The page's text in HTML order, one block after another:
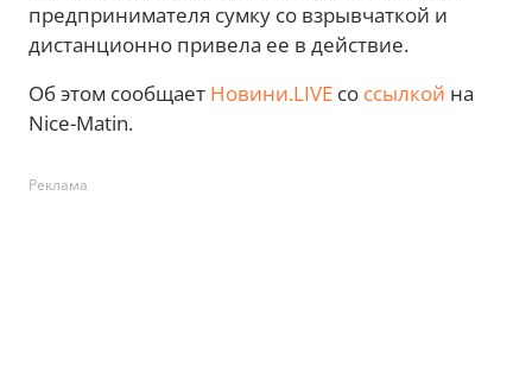
предпринимателя сумку со взрывчаткой и
дистанционно привела ее в действие.
Об этом сообщает Новини.LIVE со ссылкой на
Nice-Matin.
Реклама